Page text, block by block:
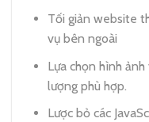
Tối giản website
vụ bên ngoài
Lựa chọn hình
lượng phù hợp.
Lược bỏ các